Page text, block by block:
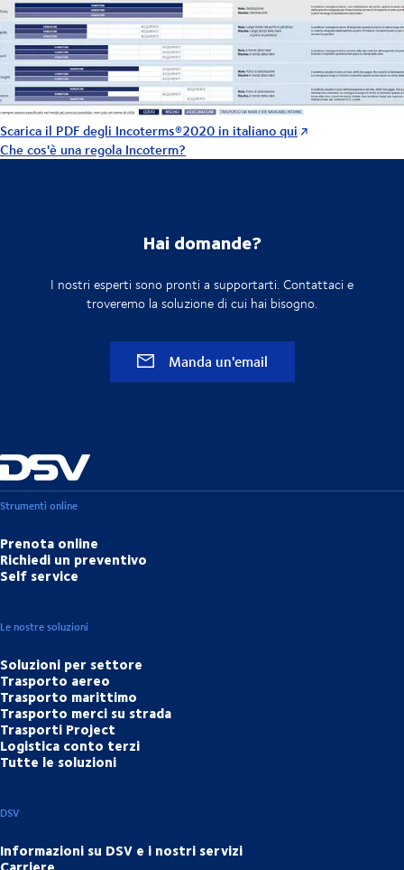
Scarica il PDF degli Incoterms®2020 in italiano qui
Che cos'è una regola Incoterm?
Hai domande?
I nostri esperti sono pronti a supportarti. Contattaci e
troveremo la soluzione di cui hai bisogno.
Manda un'email
Strumenti online
Prenota online
Richiedi un preventivo
Self service
Le nostre soluzioni
Soluzioni per settore
Trasporto aereo
Trasporto marittimo
Trasporto merci su strada
Trasporti Project
Logistica conto terzi
Tutte le soluzioni
DSV
Informazioni su DSV e i nostri servizi